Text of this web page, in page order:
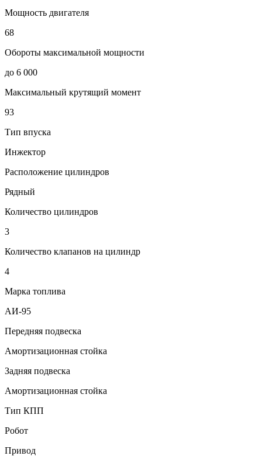
Мощность двигателя
68
Обороты максимальной мощности
до 6 000
Максимальный крутящий момент
93
Тип впуска
Инжектор
Расположение цилиндров
Рядный
Количество цилиндров
3
Количество клапанов на цилиндр
4
Марка топлива
АИ-95
Передняя подвеска
Амортизационная стойка
Задняя подвеска
Амортизационная стойка
Тип КПП
Робот
Привод